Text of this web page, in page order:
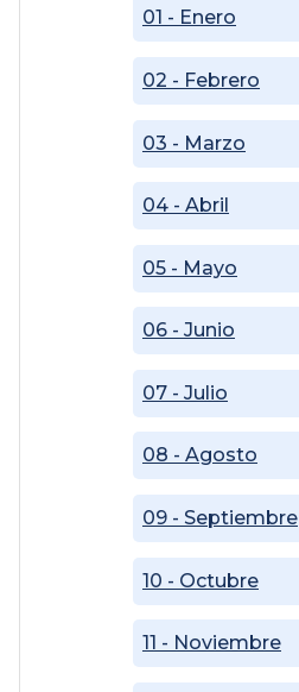
01 - Enero
02 - Febrero
03 - Marzo
04 - Abril
05 - Mayo
06 - Junio
07 - Julio
08 - Agosto
09 - Septiembre
10 - Octubre
11 - Noviembre